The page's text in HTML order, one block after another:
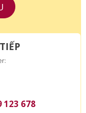
123 678